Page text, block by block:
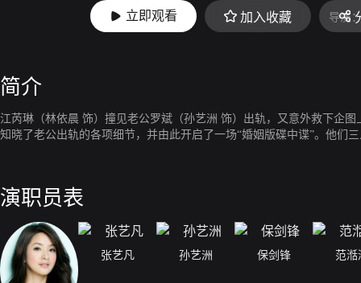
上映： 2026-05-01 导演
立即观看 加入收藏
简介
江芮琳（林依晨 饰）撞见老公罗斌（孙艺洲 饰）出轨，又意外救下企
知晓了老公出轨的各项细节，并由此开启了一场“婚姻版碟中谍”。他们
演职员表
张艺凡 孙艺洲 保剑锋 范湉